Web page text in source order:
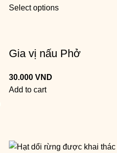
Select options
Gia vị nấu Phở
30.000 VND
Add to cart